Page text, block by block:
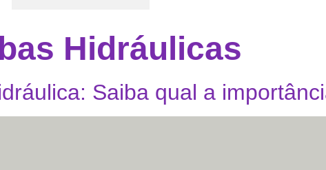
Hidráulicas
Saiba qual a